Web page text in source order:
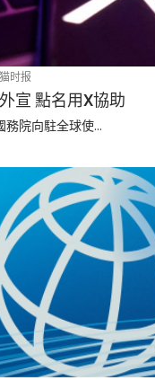
时报
宣 點名用X協助
務院向駐全球使...